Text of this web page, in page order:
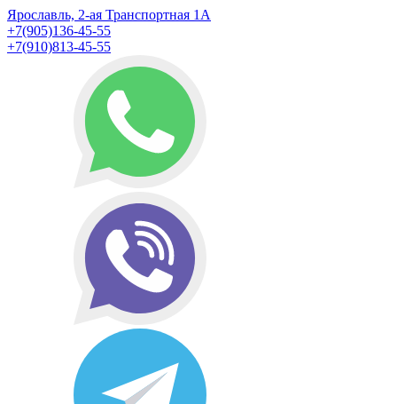
Ярославль, 2-ая Транспортная 1А
+7(905)136-45-55
+7(910)813-45-55